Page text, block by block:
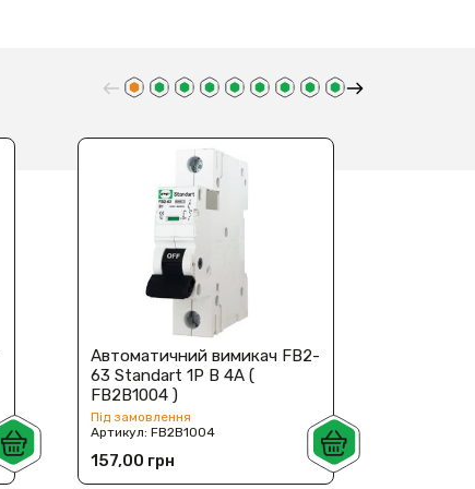
Автоматичний вимикач FB2-
63 Standart 1P B 4А (
FB2B1004 )
Під замовлення
Артикул: FB2B1004
157,00 грн